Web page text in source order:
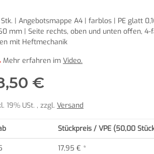
| Angebotsmappe A4 | farblos | PE glatt
mm | Seite rechts, oben und unten offen,
mit Heftmechanik
Mehr erfahren im Video.
€
19% USt. , zzgl. Versand
Stückpreis / VPE (50,00
17,95 € *